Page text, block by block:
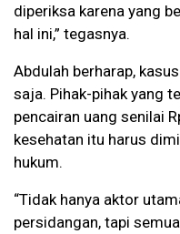
diperiksa karena yang
hal ini,” tegasnya.
Abdulah berharap,
saja. Pihak-pihak yang
pencairan uang senilai
kesehatan itu harus
hukum.
“Tidak hanya aktor
persidangan, tapi